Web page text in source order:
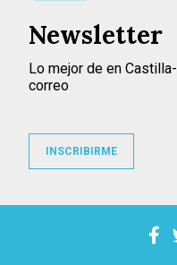
Newsletter
Lo mejor de en
correo
INSCRIBIRME